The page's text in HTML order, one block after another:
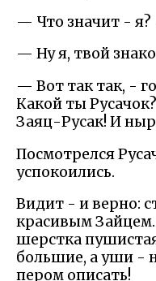
— Что значит -
— Ну я, твой
— Вот так так, -
Какой ты
Заяц-Русак! И
Посмотрелся
успокоились.
Видит - и верно:
красивым
шерстка
большие, а уши -
пером описать!